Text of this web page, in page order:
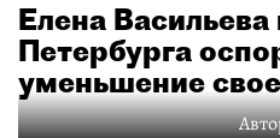
Елена Васильева
Петербурга
уменьшение